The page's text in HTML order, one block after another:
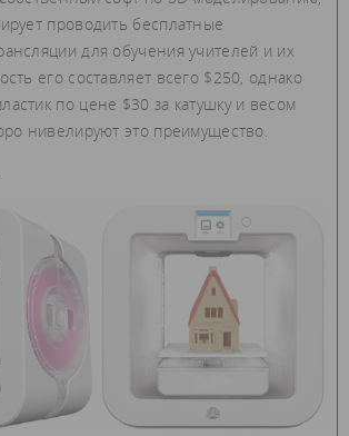
проводить бесплатные
для обучения учителей и их
его составляет всего $250, однако
по цене $30 за катушку и весом
нивелируют это преимущество.